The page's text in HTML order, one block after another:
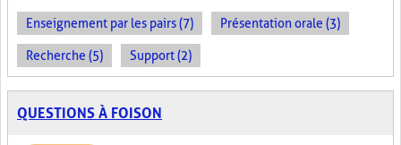
Enseignement par les pairs (7) Présentation orale (3)
Recherche (5) Support (2)
QUESTIONS À FOISON